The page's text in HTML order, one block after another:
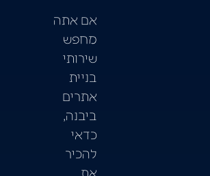
אם אתה
מחפש
שירותי
בניית
אתרים
ביבנה,
כדאי
להכיר
את